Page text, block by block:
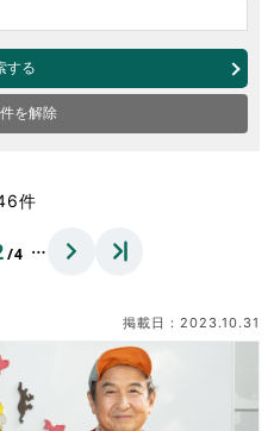
する
を解除
件
/4 …
掲載日：2023.10.31